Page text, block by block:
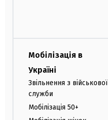
Мобілізація в
Україні
Звільнення з військової
служби
Мобілізація 50+